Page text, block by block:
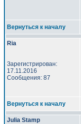
Вернуться к началу
Ria
Зарегистрирован:
17.11.2016
Сообщения: 87
Вернуться к началу
Julia Stamp